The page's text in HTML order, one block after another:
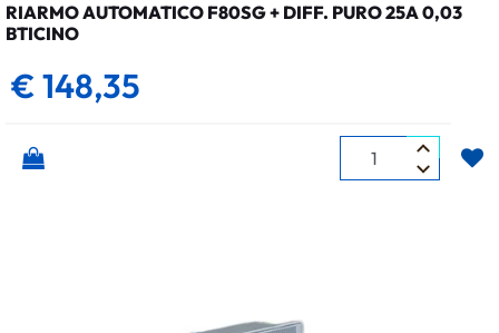
RIARMO AUTOMATICO F80SG + DIFF. PURO 25A 0,03
BTICINO
€ 148,35
Quantità